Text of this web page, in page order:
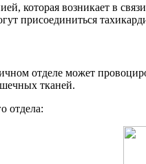
которая возникает в
присоединиться
отделе может
тканей.
отдела: